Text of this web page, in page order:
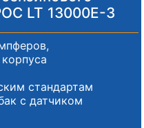
LT 13000E-3
стандартам
с датчиком